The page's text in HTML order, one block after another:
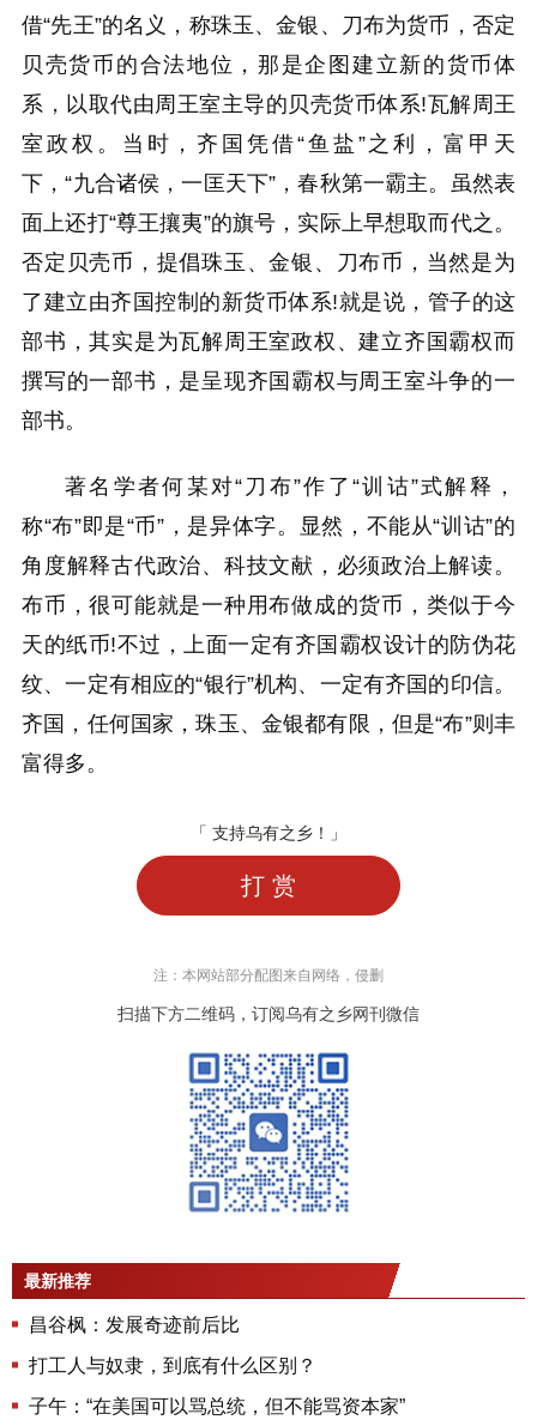
借“先王”的名义，称珠玉、金银、刀布为货币，否定
贝壳货币的合法地位，那是企图建立新的货币体
系，以取代由周王室主导的贝壳货币体系!瓦解周王
室政权。当时，齐国凭借“鱼盐”之利，富甲天
下，“九合诸侯，一匡天下”，春秋第一霸主。虽然表
面上还打“尊王攘夷”的旗号，实际上早想取而代之。
否定贝壳币，提倡珠玉、金银、刀布币，当然是为
了建立由齐国控制的新货币体系!就是说，管子的这
部书，其实是为瓦解周王室政权、建立齐国霸权而
撰写的一部书，是呈现齐国霸权与周王室斗争的一
部书。
著名学者何某对“刀布”作了“训诂”式解释，
称“布”即是“币”，是异体字。显然，不能从“训诂”的
角度解释古代政治、科技文献，必须政治上解读。
布币，很可能就是一种用布做成的货币，类似于今
天的纸币!不过，上面一定有齐国霸权设计的防伪花
纹、一定有相应的“银行”机构、一定有齐国的印信。
齐国，任何国家，珠玉、金银都有限，但是“布”则丰
富得多。
「 支持乌有之乡！」
打 赏
注：本网站部分配图来自网络，侵删
扫描下方二维码，订阅乌有之乡网刊微信
最新推荐
昌谷枫：发展奇迹前后比
打工人与奴隶，到底有什么区别？
子午：“在美国可以骂总统，但不能骂资本家”